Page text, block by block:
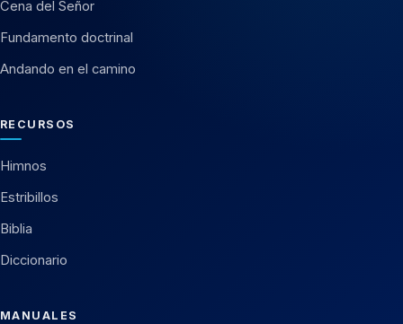
Cena del Señor
Fundamento doctrinal
Andando en el camino
RECURSOS
Himnos
Estribillos
Biblia
Diccionario
MANUALES